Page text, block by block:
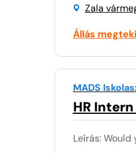
Zala
Állás
MADS
HR
Leírás: